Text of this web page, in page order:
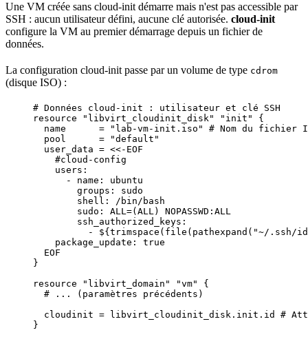
Une VM créée sans cloud-init démarre mais n'est pas accessible par
SSH : aucun utilisateurdéfini, aucune clé autorisée. cloud-init
configure la VM au premier démarrage depuis un fichier de
données.
La configuration cloud-init passe par un volume de type cdrom
(disque ISO) :
# Données cloud-init : utilisateur et clé SSH
resource
"libvirt_cloudinit_disk" "init"
{
name = " lab-vm-init.iso "
# Nom du fichier
pool = "default "
user_data = <<- EOF
#cloud-config
users:
- name: ubuntu
groups: sudo
shell: /bin/bash
sudo: ALL=(ALL) NOPASSWD:ALL
ssh_authorized_keys:
- ${ trimspace ( file ( pathexpand ( "~/.ssh/
package_update: true
EOF
}
resource
"libvirt_domain" "vm"
{
# ... (paramètres précédents)
cloudinit = libvirt_cloudinit_disk . init . id
#
}